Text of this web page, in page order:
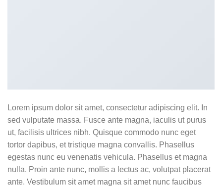
Lorem ipsum dolor sit amet, consectetur adipiscing elit. In
sed vulputate massa. Fusce ante magna, iaculis ut purus
ut, facilisis ultrices nibh. Quisque commodo nunc eget
tortor dapibus, et tristique magna convallis. Phasellus
egestas nunc eu venenatis vehicula. Phasellus et magna
nulla. Proin ante nunc, mollis a lectus ac, volutpat placerat
ante. Vestibulum sit amet magna sit amet nunc faucibus